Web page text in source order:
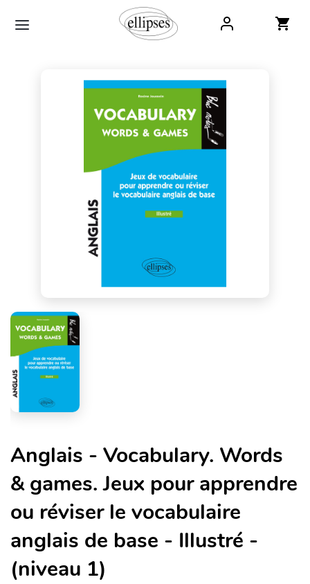
Anglais - Vocabulary. Words
& games. Jeux pour apprendre
ou réviser le vocabulaire
anglais de base - Illustré -
(niveau 1)